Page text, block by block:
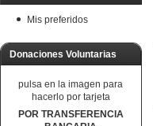
Mis preferidos
Donaciones Voluntarias
pulsa en la imagen para
hacerlo por tarjeta
POR TRANSFERENCIA